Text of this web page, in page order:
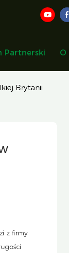
Partnerski O
Brytanii
z firmy